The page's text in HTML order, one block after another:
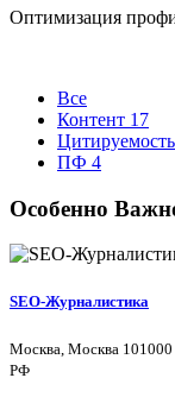
Оптимизация
Все
Контент 17
Цитируемость
ПФ 4
Особенно
SEO-Журналистика
Москва, Москва 101000
РФ